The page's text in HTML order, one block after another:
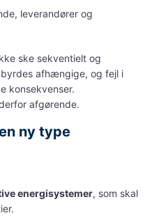
leverandører og
ske sekventielt og
afhængige, og fejl i
konsekvenser.
afgørende.
ny type
energisystemer, som skal